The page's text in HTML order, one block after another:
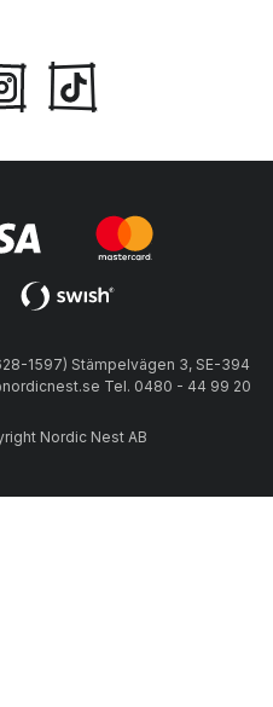
1597) Stämpelvägen 3, SE-394
Tel. 0480 - 44 99 20
Nordic Nest AB